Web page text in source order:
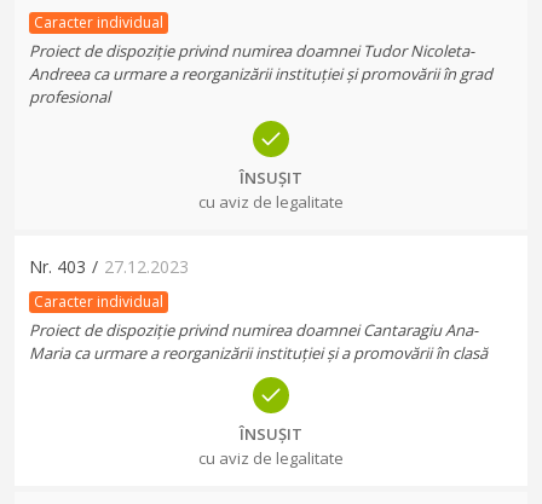
Caracter individual
Proiect de dispoziție privind numirea doamnei Tudor Nicoleta-
Andreea ca urmare a reorganizării instituției și promovării în grad
profesional
ÎNSUȘIT
cu aviz de legalitate
Nr. 403 / 27.12.2023
Caracter individual
Proiect de dispoziție privind numirea doamnei Cantaragiu Ana-
Maria ca urmare a reorganizării instituției și a promovării în clasă
ÎNSUȘIT
cu aviz de legalitate